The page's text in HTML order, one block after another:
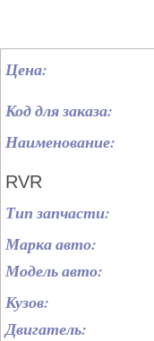
Цена:
Код для заказа:
Наименование:
RVR
Тип запчасти:
Марка авто:
Модель авто:
Кузов:
Двигатель: